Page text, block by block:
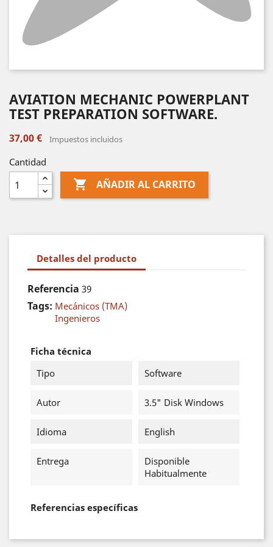
AVIATION MECHANIC POWERPLANT
TEST PREPARATION SOFTWARE.
37,00 € Impuestos incluidos
Cantidad
 AÑADIR AL CARRITO
Detalles del producto
Referencia 39
Tags: Mecánicos (TMA)
Ingenieros
Ficha técnica
Tipo
Software
Autor 3.5" Disk Windows
Idioma English
Entrega
Disponible
Habitualmente
Referencias específicas